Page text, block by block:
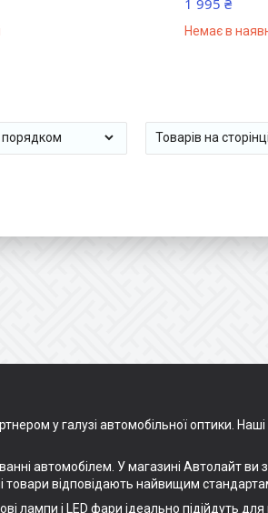
Немає в
у галузі автомобільної оптики.
автомобілем. У магазині Автолайт
відповідають найвищим
лампи і LED фари ідеально підійдуть